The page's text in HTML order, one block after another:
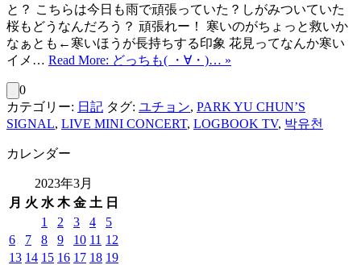
と？ こちらは今日も雨で頑張っていた？しがみついていた
桜もどうなんだろう？ 頑張れー！ 寒いのがちょっと救いか
なぁとも←寒いほうが長持ちする印象 花見ってなんか寒い
イメ… Read More: どっちも( ・∀・)… »
0
カテゴリー: 日記 タグ: ユチョン, PARK YU CHUN’S
SIGNAL, LIVE MINI CONCERT, LOGBOOK TV, 박유천
カレンダー
2023年3月
月 火 水 木 金 土 日
1
2 3 4
5
6
7 8 9 10 11 12
13 14 15 16 17 18 19